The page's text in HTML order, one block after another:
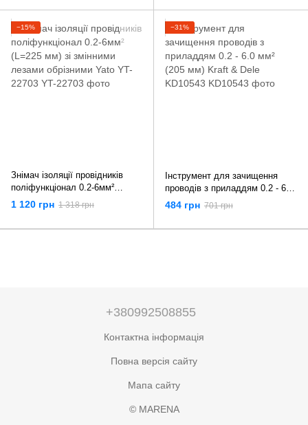
−15%
Знімач ізоляції провідників
поліфункціонал 0.2-6мм²
(L=225 мм) зі змінними лезами
обрізними Yato YT-22703
1 120 грн 1 318 грн
−31%
Інструмент для зачищення
проводів з приладдям 0.2 - 6.0
мм² (205 мм) Kraft & Dele
KD10543
484 грн 701 грн
+380992508855
Контактна інформація
Повна версія сайту
Мапа сайту
© MARENA